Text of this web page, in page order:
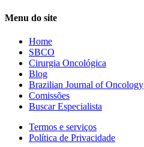
Menu do site
Home
SBCO
Cirurgia Oncológica
Blog
Brazilian Journal of Oncology
Comissões
Buscar Especialista
Termos e serviços
Política de Privacidade